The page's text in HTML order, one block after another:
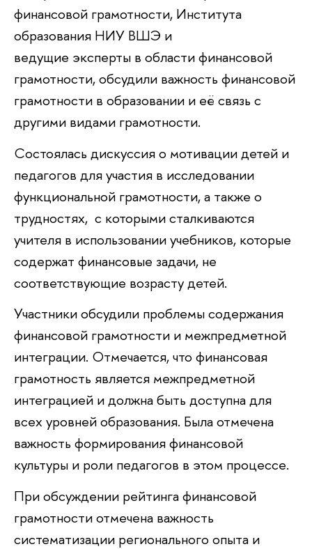
финансовой грамотности, Института
образования НИУ ВШЭ и
ведущие эксперты в области финансовой
грамотности, обсудили важность финансовой
грамотности в образовании и её связь с
другими видами грамотности.
Состоялась дискуссия о мотивации детей и
педагогов для участия в исследовании
функциональной грамотности, а также о
трудностях, с которыми сталкиваются
учителя в использовании учебников, которые
содержат финансовые задачи, не
соответствующие возрасту детей.
Участники обсудили проблемы содержания
финансовой грамотности и межпредметной
интеграции. Отмечается, что финансовая
грамотность является межпредметной
интеграцией и должна быть доступна для
всех уровней образования. Была отмечена
важность формирования финансовой
культуры и роли педагогов в этом процессе.
При обсуждении рейтинга финансовой
грамотности отмечена важность
систематизации регионального опыта и